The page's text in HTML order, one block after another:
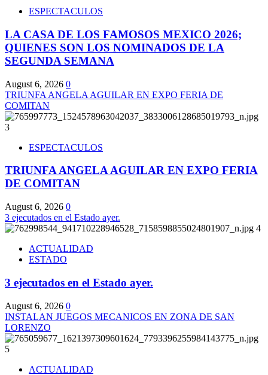
ESPECTACULOS
LA CASA DE LOS FAMOSOS MEXICO 2026;
QUIENES SON LOS NOMINADOS DE LA
SEGUNDA SEMANA
August 6, 2026 0
TRIUNFA ANGELA AGUILAR EN EXPO FERIA DE
COMITAN
3
ESPECTACULOS
TRIUNFA ANGELA AGUILAR EN EXPO FERIA
DE COMITAN
August 6, 2026 0
3 ejecutados en el Estado ayer.
4
ACTUALIDAD
ESTADO
3 ejecutados en el Estado ayer.
August 6, 2026 0
INSTALAN JUEGOS MECANICOS EN ZONA DE SAN
LORENZO
5
ACTUALIDAD